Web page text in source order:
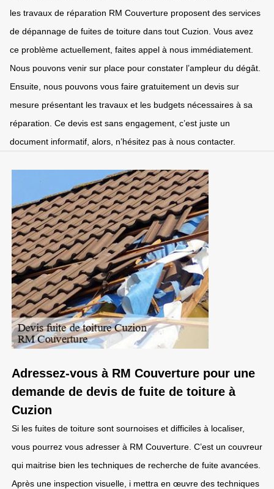
les travaux de réparation RM Couverture proposent des services
de dépannage de fuites de toiture dans tout Cuzion. Vous avez
ce problème actuellement, faites appel à nous immédiatement.
Nous pouvons venir sur place pour constater l’ampleur du dégât.
Ensuite, nous pouvons vous faire gratuitement un devis sur
mesure présentant les travaux et les budgets nécessaires à sa
réparation. Ce devis est sans engagement, c’est juste un
document informatif, alors, n’hésitez pas à nous contacter.
Adressez-vous à RM Couverture pour une
demande de devis de fuite de toiture à
Cuzion
Si les fuites de toiture sont sournoises et difficiles à localiser,
vous pourrez vous adresser à RM Couverture. C’est un couvreur
qui maitrise bien les techniques de recherche de fuite avancées.
Après une inspection visuelle, i mettra en œuvre des techniques